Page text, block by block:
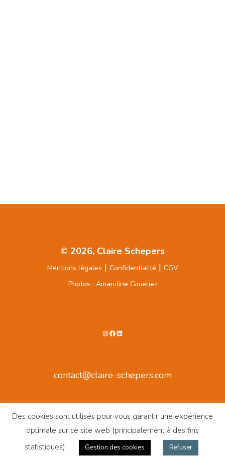
© 2026, Claire Schepers
Mentions légales | Confidentialité | CGV
Photos : Amandine Gimenez
Instagram
Facebook
LinkedIn
contact@claire-schepers.com
Des cookies sont utilisés pour vous garantir une expérience
optimale sur ce site web (principalement à des fins
statistiques).
Gestion des cookies Refuser